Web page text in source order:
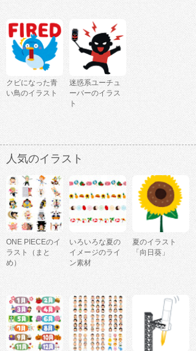
クビになった青
い鳥のイラスト
迷惑系ユーチュ
ーバーのイラス
ト
人気のイラスト
ONE PIECEのイ
ラスト（まと
め）
いろいろな夏の
イメージのライ
ン素材
夏のイラスト
「向日葵」